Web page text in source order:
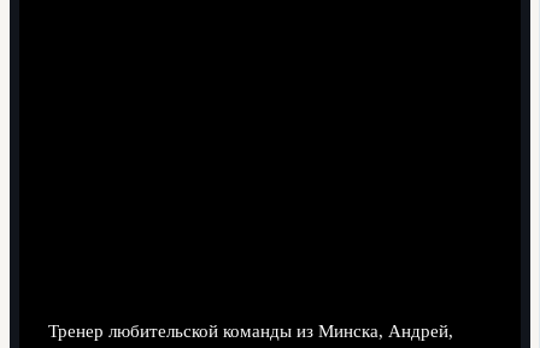
Тренер любительской команды из Минска, Андрей,